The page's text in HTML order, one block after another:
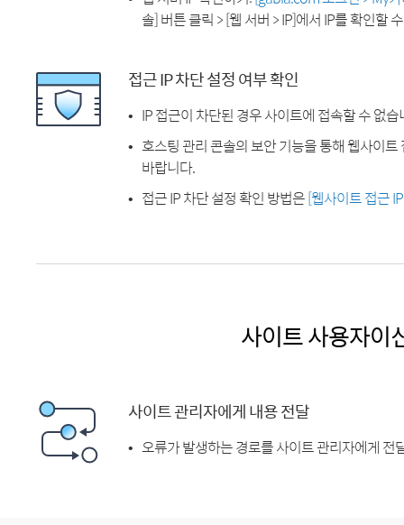
솔] 버튼 클릭 > [웹 서버 > IP]에서 IP를 확인할
접근 IP 차단 설정 여부 확인
IP 접근이 차단된 경우 사이트에 접속할 수 없습
호스팅 관리 콘솔의 보안 기능을 통해 웹사이
바랍니다.
접근 IP 차단 설정 확인 방법은[웹사이트 접근
사이트 사용자이
사이트 관리자에게 내용 전달
오류가 발생하는 경로를 사이트 관리자에게 전